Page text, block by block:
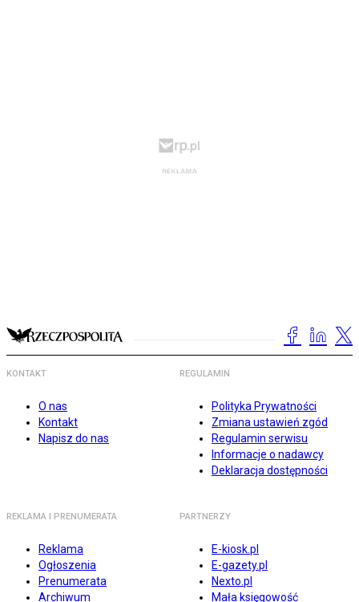
KONTAKT
O nas
Kontakt
Napisz do nas
REGULAMIN
Polityka Prywatności
Zmiana ustawień zgód
Regulamin serwisu
Informacje o nadawcy
Deklaracja dostępności
REKLAMA I PRENUMERATA
Reklama
Ogłoszenia
Prenumerata
Archiwum
PARTNERZY
E-kiosk.pl
E-gazety.pl
Nexto.pl
Mała księgowość